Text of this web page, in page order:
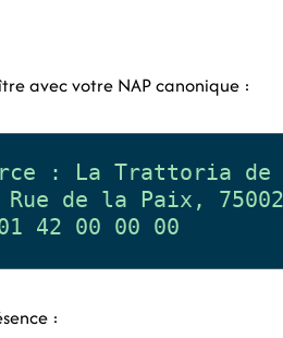
avec votre NAP canonique :
: La Trattoria de
Rue de la Paix,
: